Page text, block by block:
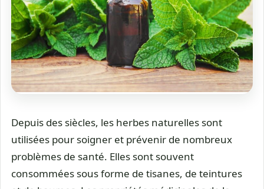
Depuis des siècles, les herbes naturelles sont
utilisées pour soigner et prévenir de nombreux
problèmes de santé. Elles sont souvent
consommées sous forme de tisanes, de teintures